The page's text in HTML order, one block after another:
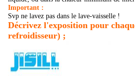
Important :
Svp ne lavez pas dans le lave-vaisselle !
Décrivez l'exposition pour
refroidisseur) ;